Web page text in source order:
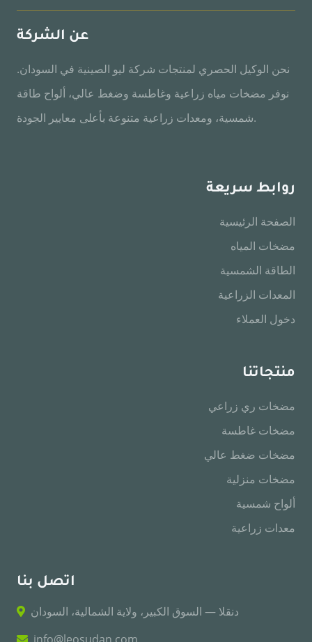
عن الشركة
نحن الوكيل الحصري لمنتجات شركة ليو الصينية في السودان.
نوفر مضخات مياه زراعية وغاطسة وضغط عالي، ألواح طاقة
شمسية، ومعدات زراعية متنوعة بأعلى معايير الجودة.
روابط سريعة
الصفحة الرئيسية
مضخات المياه
الطاقة الشمسية
المعدات الزراعية
دخول العملاء
منتجاتنا
مضخات ري زراعي
مضخات غاطسة
مضخات ضغط عالي
مضخات منزلية
ألواح شمسية
معدات زراعية
اتصل بنا
دنقلا — السوق الكبير، ولاية الشمالية، السودان